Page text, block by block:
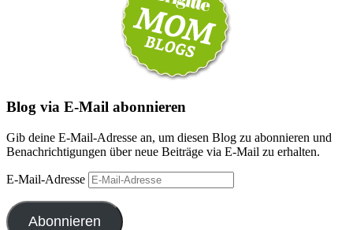
Blog via E-Mail abonnieren
Gib deine E-Mail-Adresse an, um diesen Blog zu abonnieren und
Benachrichtigungen über neue Beiträge via E-Mail zu erhalten.
E-Mail-Adresse
Abonnieren